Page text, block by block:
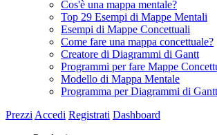
Cos'è una mappa mentale?
Top 29 Esempi di Mappe Mentali
Esempi di Mappe Concettuali
Come fare una mappa concettuale?
Creatore di Diagrammi di Gantt
Programmi per fare Mappe
Modello di Mappa Mentale
Programma per Diagrammi di Gantt
Prezzi Accedi Registrati Dashboard